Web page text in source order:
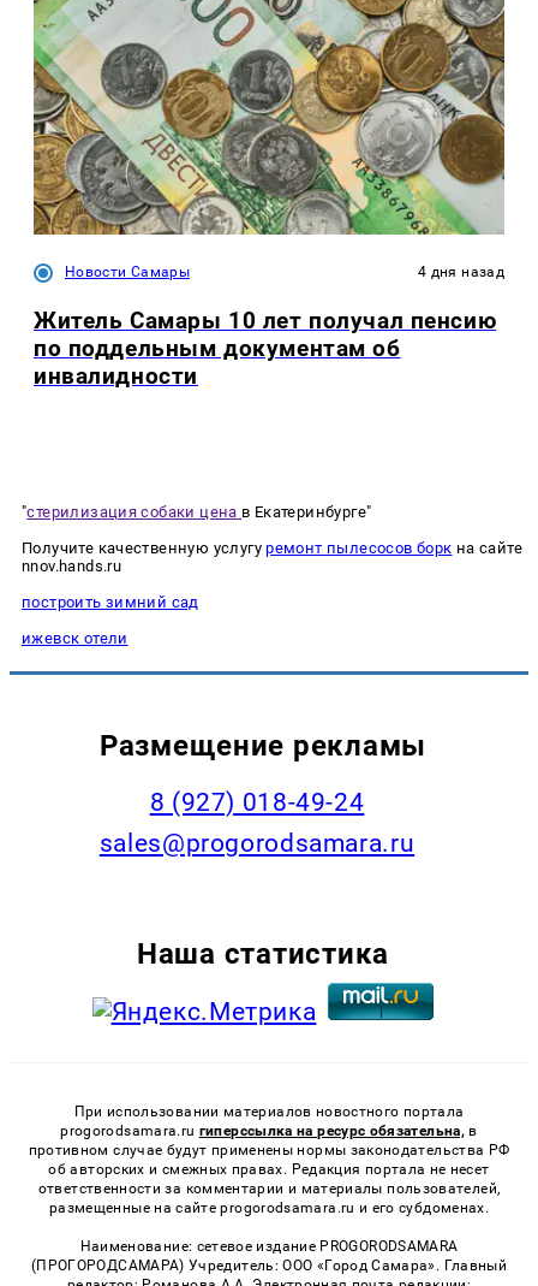
Новости Самары 4 дня назад
Житель Самары 10 лет получал пенсию
по поддельным документам об
инвалидности
"стерилизация собаки цена в Екатеринбурге"
Получите качественную услугуремонт пылесосов борк на сайте
nnov.hands.ru
построить зимний сад
ижевск отели
Размещение рекламы
8 (927) 018-49-24
sales@progorodsamara.ru
Наша статистика
При использовании материалов новостного портала
progorodsamara.ru гиперссылка на ресурс обязательна, в
противном случае будут применены нормы законодательства РФ
об авторских и смежных правах. Редакция портала не несет
ответственности за комментарии и материалы пользователей,
размещенные на сайте progorodsamara.ru и его субдоменах.
Наименование: сетевое издание PROGORODSAMARA
(ПРОГОРОДСАМАРА) Учредитель: ООО «Город Самара». Главный